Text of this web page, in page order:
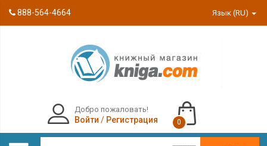
888-564-4664 Язык (RU)
Добро пожаловать!
Войти / Регистрация 0